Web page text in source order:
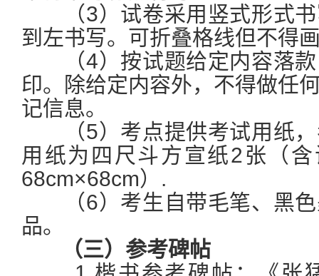
（3）试卷采用竖式形式书
到左书写。可折叠格线但不得
（4）按试题给定内容落款
印。除给定内容外，不得做任
记信息。
（5）考点提供考试用纸，
用纸为四尺斗方宣纸2张（
68cm×68cm）.
（6）考生自带毛笔、黑色
品。
（三）参考碑帖